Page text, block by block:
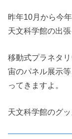
昨年10月から今
天文科学館の出張
移動式プラネタ
宙のパネル展示
ってきますよ。
天文科学館のグ